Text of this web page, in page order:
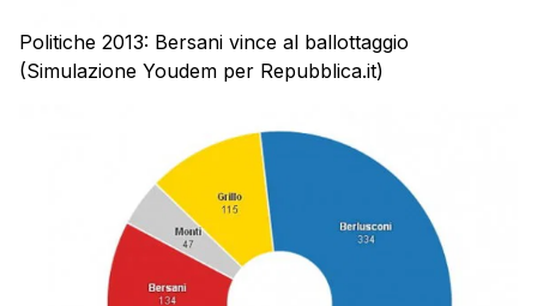
Politiche 2013: Bersani vince al ballottaggio
(Simulazione Youdem per Repubblica.it)